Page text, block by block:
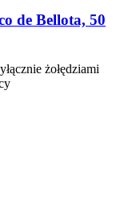
de Bellota, 50
żołędziami